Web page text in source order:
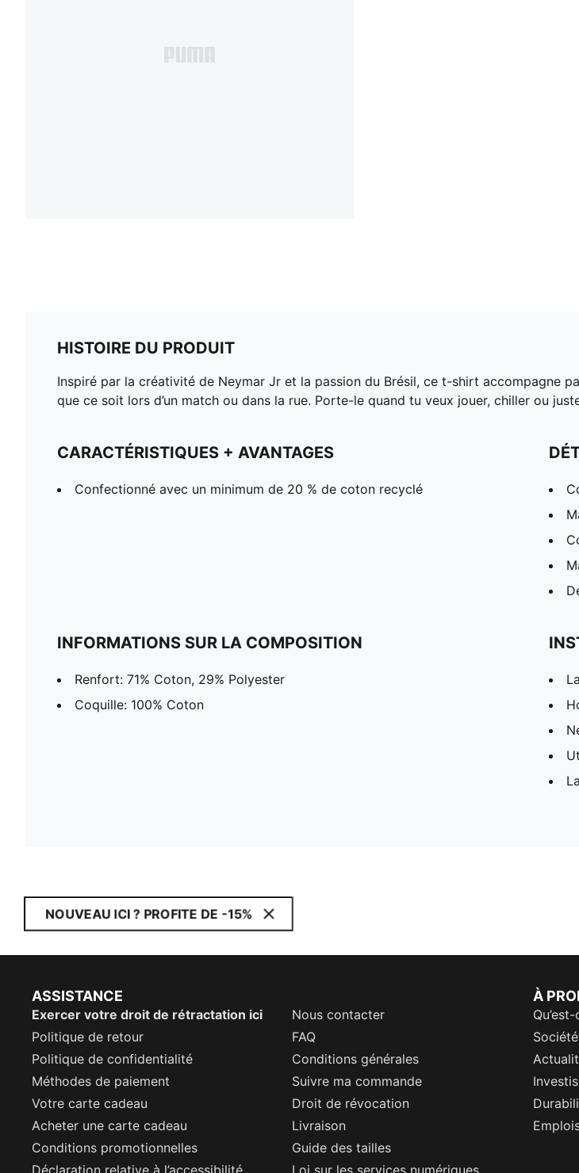
HISTOIRE DU PRODUIT
Inspiré par la créativité de Neymar Jr et la passion du Brésil, ce t-shirt accompagne
que ce soit lors d’un match ou dans la rue. Porte-le quand tu veux jouer, chiller ou
CARACTÉRISTIQUES + AVANTAGES
Confectionné avec un minimum de 20 % de coton recyclé
INFORMATIONS SUR LA COMPOSITION
Renfort: 71% Coton, 29% Polyester
Coquille: 100% Coton
NOUVEAU ICI ? PROFITE DE -15%
ASSISTANCE
Exercer votre droit de rétractation ici
Nous contacter
Politique de retour
FAQ
Politique de confidentialité
Conditions générales
Méthodes de paiement
Suivre ma commande
Votre carte cadeau
Droit de révocation
Acheter une carte cadeau
Livraison
Conditions promotionnelles
Guide des tailles
À
Société